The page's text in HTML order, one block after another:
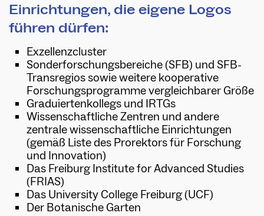
Einrichtungen, die eigene Logos
führen dürfen:
Exzellenzcluster
Sonderforschungsbereiche (SFB) und SFB-
Transregios sowie weitere kooperative
Forschungsprogramme vergleichbarer Größe
Graduiertenkollegs und IRTGs
Wissenschaftliche Zentren und andere
zentrale wissenschaftliche Einrichtungen
(gemäß Liste des Prorektors für Forschung
und Innovation)
Das Freiburg Institute for Advanced Studies
(FRIAS)
Das University College Freiburg (UCF)
Der Botanische Garten